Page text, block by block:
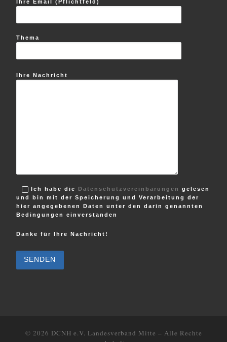
Ihre Email (Pflichtfeld)
Thema
Ihre Nachricht
Ich habe die Datenschutzvereinbarungen
gelesen
und bin mit der Speicherung und Verarbeitung der
hier angegebenen Daten unter den darin genannten
Bedingungen einverstanden
Danke für Ihre Nachricht!
e
© 2026 DCNH e.V. Landesverband Mitte – Alle Rechte